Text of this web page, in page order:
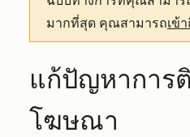
มากที่สุด คุณสามารถเข้
แก้ปัญหาการ
โฆษณา